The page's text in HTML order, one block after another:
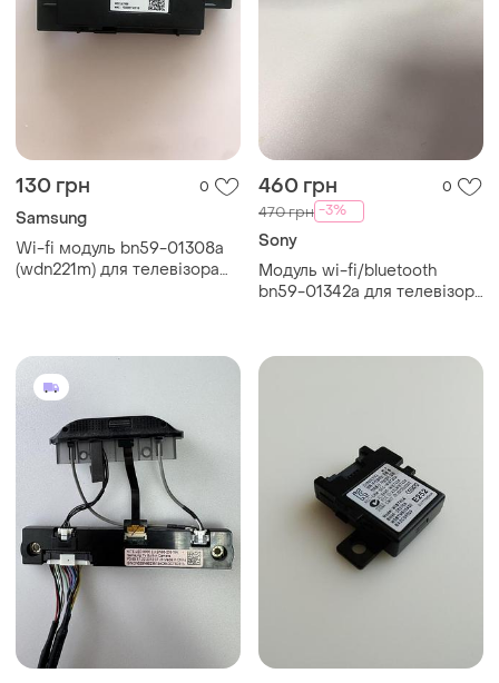
130 грн 0
Samsung
Wi-fi модуль bn59-01308a
(wdn221m) для телевізора
460 грн 0
470 грн -3%
Sony
Модуль wi-fi/bluetooth
bn59-01342a для телевізора